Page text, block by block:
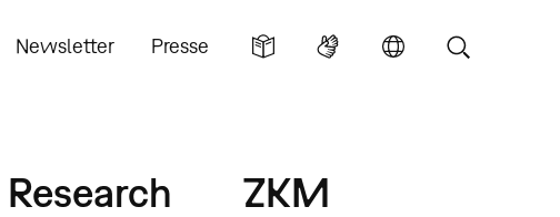
Newsletter Presse
Research ZKM